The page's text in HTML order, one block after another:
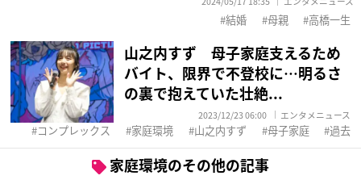
結婚 母親 高橋一生
山之内すず 母子家庭支えるため
バイト、限界で不登校に…明るさ
の裏で抱えていた壮絶...
2023/12/23 06:00 エンタメニュース
コンプレックス 家庭環境 山之内すず 母子家庭 過去
家庭環境のその他の記事